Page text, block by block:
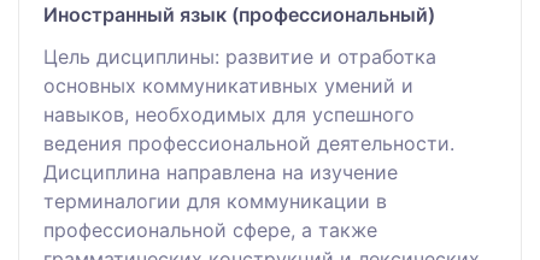
Иностранный язык (профессиональный)
Цель дисциплины: развитие и отработка
основных коммуникативных умений и
навыков, необходимых для успешного
ведения профессиональной деятельности.
Дисциплина направлена на изучение
терминалогии для коммуникации в
профессиональной сфере, а также